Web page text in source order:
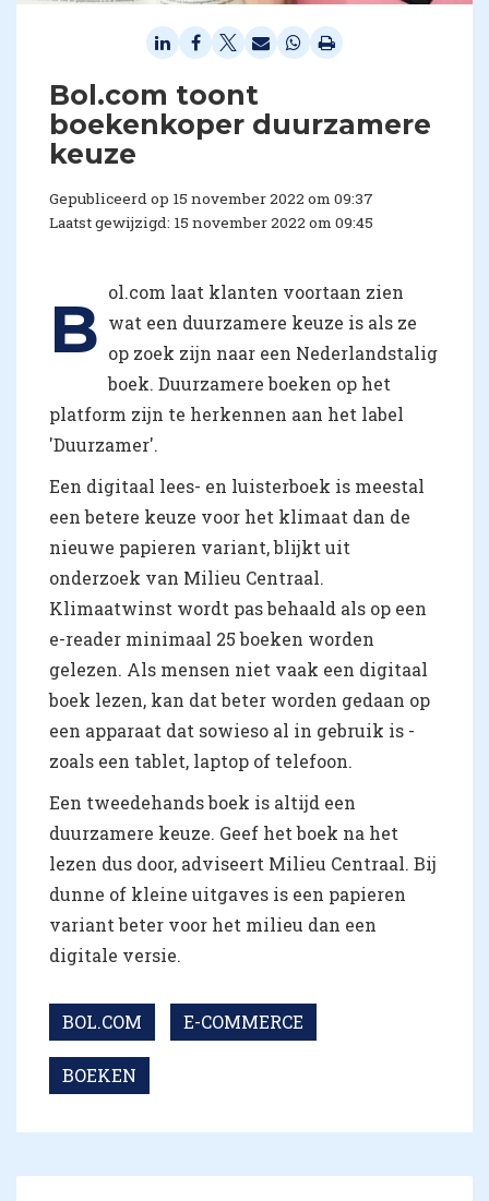
Bol.com toont
boekenkoper duurzamere
keuze
Gepubliceerd op 15 november 2022 om 09:37
Laatst gewijzigd: 15 november 2022 om 09:45
B ol.com laat klanten voortaan zien
wat een duurzamere keuze is als ze
op zoek zijn naar een Nederlandstalig
boek. Duurzamere boeken op het
platform zijn te herkennen aan het label
'Duurzamer'.
Een digitaal lees- en luisterboek is meestal
een betere keuze voor het klimaat dan de
nieuwe papieren variant, blijkt uit
onderzoek van Milieu Centraal.
Klimaatwinst wordt pas behaald als op een
e-reader minimaal 25 boeken worden
gelezen. Als mensen niet vaak een digitaal
boek lezen, kan dat beter worden gedaan op
een apparaat dat sowieso al in gebruik is -
zoals een tablet, laptop of telefoon.
Een tweedehands boek is altijd een
duurzamere keuze. Geef het boek na het
lezen dus door, adviseert Milieu Centraal. Bij
dunne of kleine uitgaves is een papieren
variant beter voor het milieu dan een
digitale versie.
BOL.COM E-COMMERCE
BOEKEN